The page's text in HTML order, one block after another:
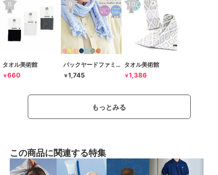
タオル美術館
￥660
バックヤードファミリー
￥1,745
タオル美術館
￥1,386
もっとみる
この商品に関連する特集